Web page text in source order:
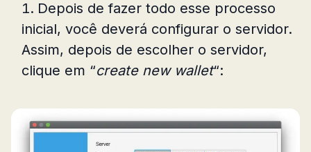
Depois de fazer todo esse processo
inicial, você deverá configurar o servidor.
Assim, depois de escolher o servidor,
clique em “create new wallet“: